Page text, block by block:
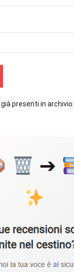
già presenti in archivio: